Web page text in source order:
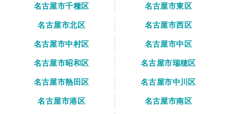
名古屋市千種区
名古屋市東区
名古屋市北区
名古屋市西区
名古屋市中村区
名古屋市中区
名古屋市昭和区
名古屋市瑞穂区
名古屋市熱田区
名古屋市中川区
名古屋市港区
名古屋市南区